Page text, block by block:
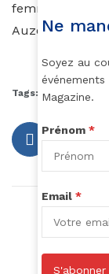
femme, en
Auzouhat
Tags: mariage
Déborah
Ne
Soyez au
Magazine.
Prénom *
Email *
S'abonner